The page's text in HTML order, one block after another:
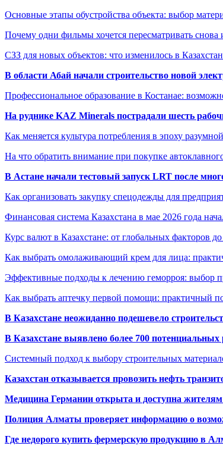
Основные этапы обустройства объекта: выбор
Почему одни фильмы хочется пересматривать снова
СЗЗ для новых объектов: что изменилось в
В области Абай начали строительство новой
Профессиональное образование в Костанае:
На руднике KAZ Minerals пострадали шесть
Как меняется культура потребления в эпоху
На что обратить внимание при покупке
В Астане начали тестовый запуск LRT после
Как организовать закупку спецодежды для
Финансовая система Казахстана в мае 2026 года
Курс валют в Казахстане: от глобальных факторов
Как выбрать омолаживающий крем для лица:
Эффективные подходы к лечению геморроя: выбор
Как выбрать аптечку первой помощи: практичный
В Казахстане неожиданно подешевело
В Казахстане выявлено более 700
Системный подход к выбору строительных
Казахстан отказывается провозить нефть
Медицина Германии открыта и доступна жителям
Полиция Алматы проверяет информацию о
Где недорого купить фермерскую продукцию в